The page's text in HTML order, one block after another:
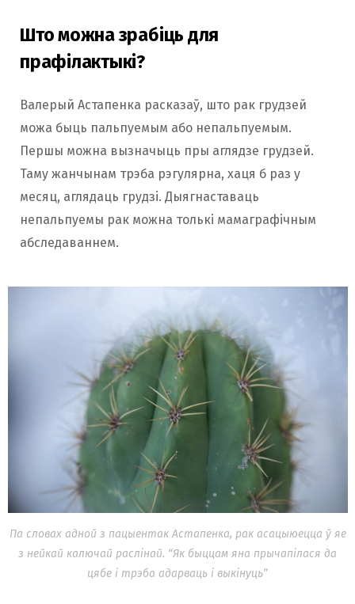
Што можна зрабіць для
прафілактыкі?
Валерый Астапенка расказаў, што рак грудзей
можа быць пальпуемым або непальпуемым.
Першы можна вызначыць пры аглядзе грудзей.
Таму жанчынам трэба рэгулярна, хаця б раз у
месяц, аглядаць грудзі. Дыягнаставаць
непальпуемы рак можна толькі мамаграфічным
абследаваннем.
Па словах адной з пацыентак Астапенка, рак асацыюецца ў яе
з нейкай калючай раслінай. “Як быццам яна прычапілася да
цябе і трэба адарваць і выкінуць”